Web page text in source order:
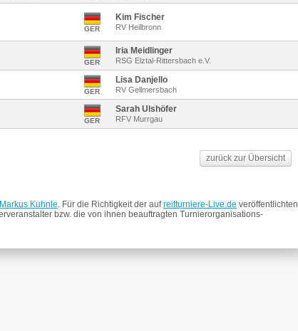
GER
Kim Fischer
RV Heilbronn
GER
Iria Meidlinger
RSG Elztal-Rittersbach e.V.
GER
Lisa Danjello
RV Gellmersbach
GER
Sarah Ulshöfer
RFV Murrgau
zurück zur Übersicht
Kuhnle. Für die Richtigkeit der aufreitturniere-Live.de veröffentlichten
bzw. die von ihnen beauftragten Turnierorganisations-